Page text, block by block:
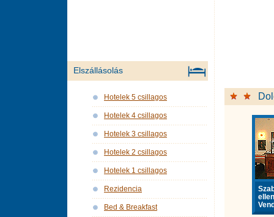
Elszállásolás
Hotelek 5 csillagos
Hotelek 4 csillagos
Hotelek 3 csillagos
Hotelek 2 csillagos
Hotelek 1 csillagos
Rezidencia
Bed & Breakfast